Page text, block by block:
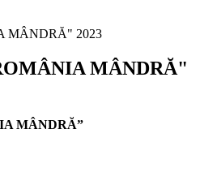
MÂNDRĂ" 2023
MÂNDRĂ"
MÂNDRĂ”